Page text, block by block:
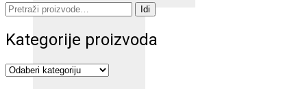
Pretraži: Idi
Kategorije proizvoda